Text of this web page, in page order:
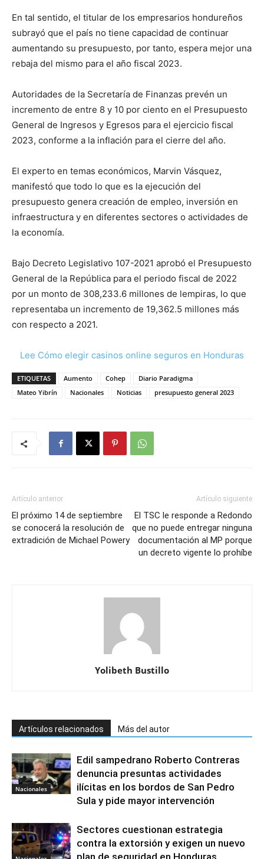
En tal sentido, el titular de los empresarios hondureños
subrayó que el país no tiene capacidad de continuar
aumentando su presupuesto, por tanto, espera mejor una
rebaja del mismo para el año fiscal 2023.
Autoridades de la Secretaría de Finanzas prevén un
incremento de entre 8 y 10 por ciento en el Presupuesto
General de Ingresos y Egresos para el ejercicio fiscal
2023, conforme a la inflación para el cierre del año.
El experto en temas económicos, Marvin Vásquez,
manifestó que todo lo que es la ejecución del
presupuesto genera creación de empleo, inversión en
infraestructura y en diferentes sectores o actividades de
la economía.
Bajo Decreto Legislativo 107-2021 aprobó el Presupuesto
General de la República para el periodo fiscal de 2022
por un monto de 308,233.6 millones de lempiras, lo que
representaba un incremento de 19,362.5 millones más
con respecto a 2021.
Lee Cómo elegir casinos online seguros en Honduras
ETIQUETAS Aumento Cohep
Diario Paradigma
Mateo Yibrín
Nacionales Noticias presupuesto general 2023
Artículo anterior
El próximo 14 de septiembre
se conocerá la resolución de
extradición de Michael Powery
Artículo siguiente
El TSC le responde a Redondo
que no puede entregar ninguna
documentación al MP porque
un decreto vigente lo prohíbe
Yolibeth Bustillo
Artículos relacionados Más del autor
Nacionales
Edil sampedrano Roberto Contreras
denuncia presuntas actividades
ilícitas en los bordos de San Pedro
Sula y pide mayor intervención
Sectores cuestionan estrategia
contra la extorsión y exigen un nuevo